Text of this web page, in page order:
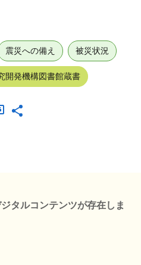
震災への備え 被災状況
開発機構図書館蔵書
タルコンテンツが存在しま